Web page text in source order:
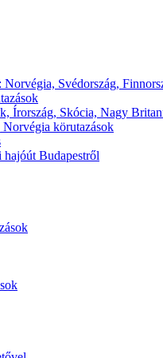
Norvégia, Svédország,
Írország, Skócia, Nagy
Norvégia körutazások
Budapestről